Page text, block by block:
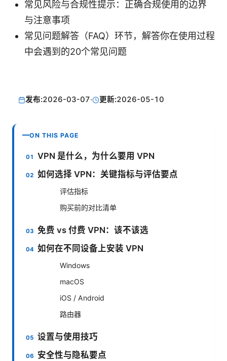
常见风险与合规性提示：正确合规使用的边界
与注意事项
常见问题解答（FAQ）环节，解答你在使用过程
中会遇到的20个常见问题
发布:2026-03-07· 更新:2026-05-10
ON THIS PAGE
VPN 是什么，为什么要用 VPN
如何选择 VPN：关键指标与评估要点
评估指标
购买前的对比清单
免费 vs 付费 VPN：该不该选
如何在不同设备上安装 VPN
Windows
macOS
iOS / Android
路由器
设置与使用技巧
安全性与隐私要点